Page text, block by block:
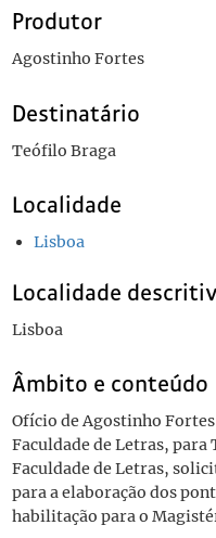
Produtor
Agostinho Fortes
Destinatário
Teófilo Braga
Localidade
Lisboa
Localidade
Lisboa
Âmbito e conteúdo
Ofício de Agostinho
Faculdade de Letras,
Faculdade de Letras,
para a elaboração dos
habilitação para o